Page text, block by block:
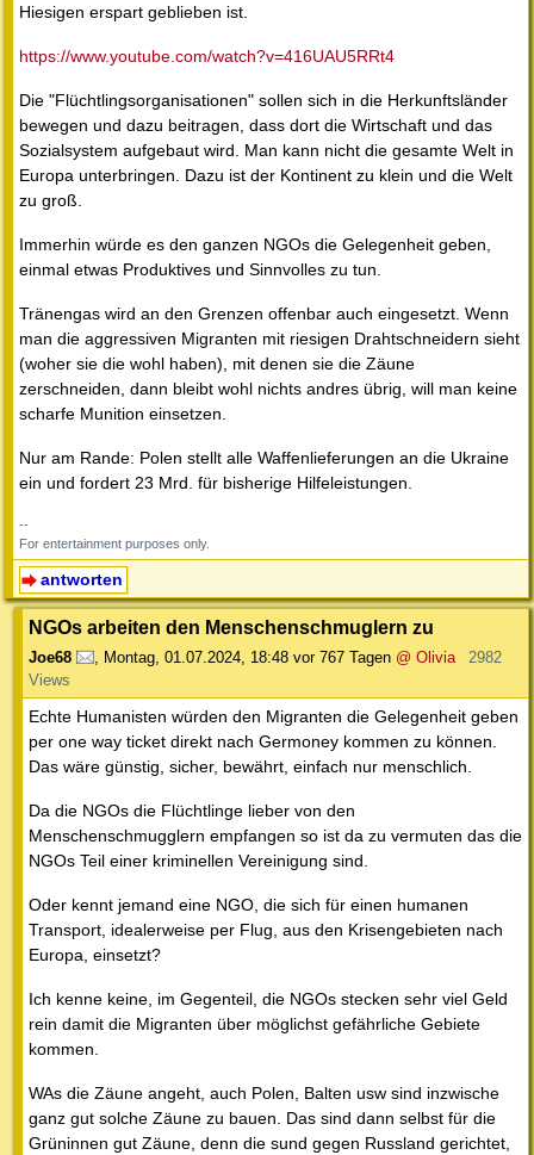
Hiesigen erspart geblieben ist.
https://www.youtube.com/watch?v=416UAU5RRt4
Die "Flüchtlingsorganisationen" sollen sich in die Herkunftsländer
bewegen und dazu beitragen, dass dort die Wirtschaft und das
Sozialsystem aufgebaut wird. Man kann nicht die gesamte Welt in
Europa unterbringen. Dazu ist der Kontinent zu klein und die Welt
zu groß.
Immerhin würde es den ganzen NGOs die Gelegenheit geben,
einmal etwas Produktives und Sinnvolles zu tun.
Tränengas wird an den Grenzen offenbar auch eingesetzt. Wenn
man die aggressiven Migranten mit riesigen Drahtschneidern sieht
(woher sie die wohl haben), mit denen sie die Zäune
zerschneiden, dann bleibt wohl nichts andres übrig, will man keine
scharfe Munition einsetzen.
Nur am Rande: Polen stellt alle Waffenlieferungen an die Ukraine
ein und fordert 23 Mrd. für bisherige Hilfeleistungen.
--
For entertainment purposes only.
antworten
NGOs arbeiten den Menschenschmuglern zu
Joe68 , Montag, 01.07.2024, 18:48 vor 767 Tagen @ Olivia
2982
Views
Echte Humanisten würden den Migranten die Gelegenheit geben
per one way ticket direkt nach Germoney kommen zu können.
Das wäre günstig, sicher, bewährt, einfach nur menschlich.
Da die NGOs die Flüchtlinge lieber von den
Menschenschmugglern empfangen so ist da zu vermuten das die
NGOs Teil einer kriminellen Vereinigung sind.
Oder kennt jemand eine NGO, die sich für einen humanen
Transport, idealerweise per Flug, aus den Krisengebieten nach
Europa, einsetzt?
Ich kenne keine, im Gegenteil, die NGOs stecken sehr viel Geld
rein damit die Migranten über möglichst gefährliche Gebiete
kommen.
WAs die Zäune angeht, auch Polen, Balten usw sind inzwische
ganz gut solche Zäune zu bauen. Das sind dann selbst für die
Grüninnen gut Zäune, denn die sund gegen Russland gerichtet,